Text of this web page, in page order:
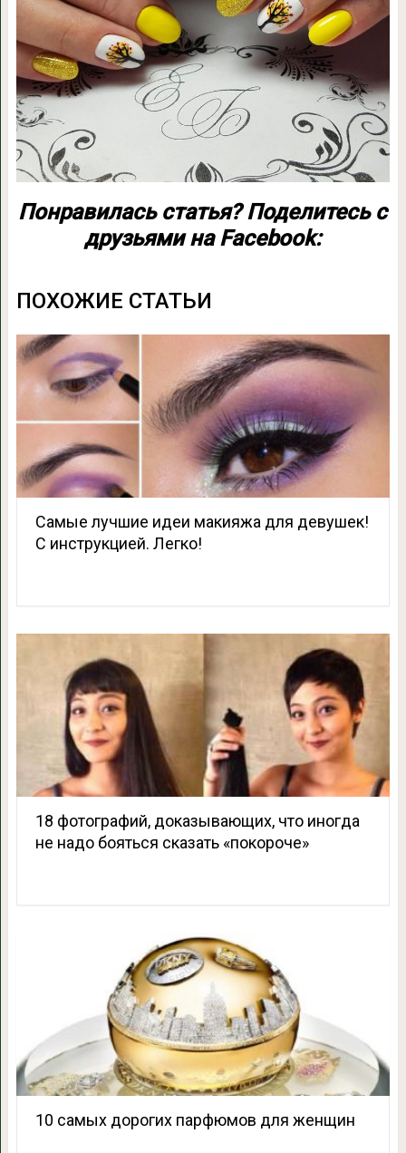
Понравилась статья? Поделитесь с
друзьями на Facebook:
ПОХОЖИЕ СТАТЬИ
Самые лучшие идеи макияжа для девушек!
С инструкцией. Легко!
18 фотографий, доказывающих, что иногда
не надо бояться сказать «покороче»
10 самых дорогих парфюмов для женщин